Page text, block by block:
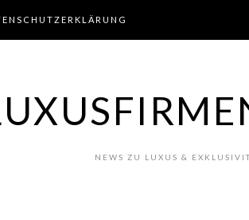
NEWS ZU LUXUS &